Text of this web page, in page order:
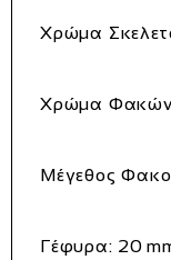
Χρώμα
Χρώμα
Μέγεθος
Γέφυρα: 20